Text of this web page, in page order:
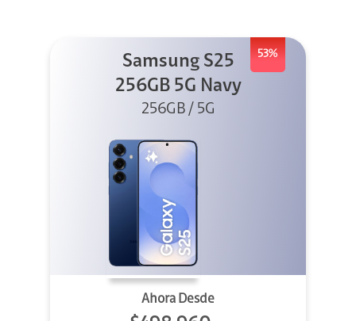
53%
Samsung S25
256GB 5G Navy
256GB / 5G
Ahora Desde